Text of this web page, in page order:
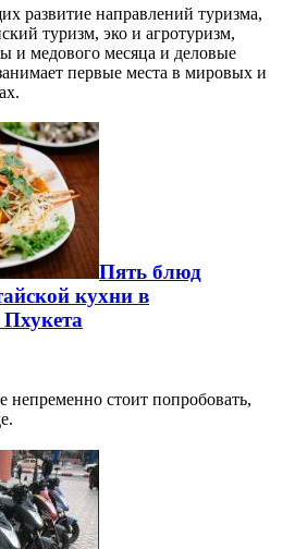
развитие направлений туризма,
туризм, эко и агротуризм,
и медового месяца и деловые
первые места в мировых и
Пять блюд
кухни в
непременно стоит попробовать,